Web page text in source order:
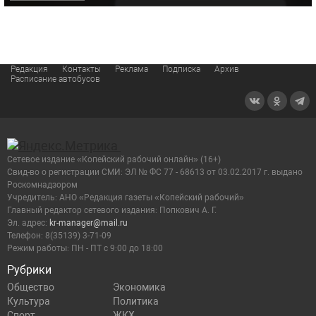
Редакция Контакты Реклама Подписка
Архив
Расписание автобусов
Рубрики
Общество
Экономика
Культура
Политика
Сетевое издание «Копейский рабочий онлайн» (16+)
Cвид-во о регистрации СМИ: ЭЛ № ФС 77 - 68613 от 03.02.2017 г. выдано
Роскомнадзором
Учредитель: АНО «Редакция газеты «Копейский рабочий»
Главный редактор сетевого издания: Попкович А. Г.
Эл. адрес: kr-manager@mail.ru
Телефон: 8(35139) 3-71-09
Режим работы: ПН - ПТ с 9:00 до 18:00